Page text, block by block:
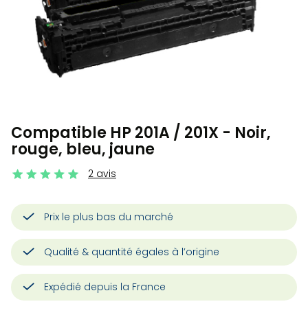
Compatible HP 201A / 201X - Noir,
rouge, bleu, jaune
2 avis
Prix le plus bas du marché
Qualité & quantité égales à l’origine
Expédié depuis la France